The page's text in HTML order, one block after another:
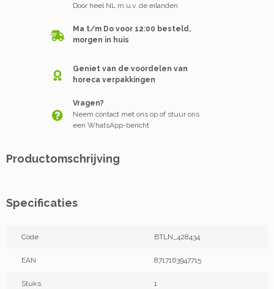
Door heel NL m.u.v. de eilanden
Ma t/m Do voor 12:00 besteld,
morgen in huis
Geniet van de voordelen van
horeca verpakkingen
Vragen?
Neem contact met ons op of stuur ons
een WhatsApp-bericht
Productomschrijving
Specificaties
Code BTLN_428434
EAN 8717163947715
Stuks 1